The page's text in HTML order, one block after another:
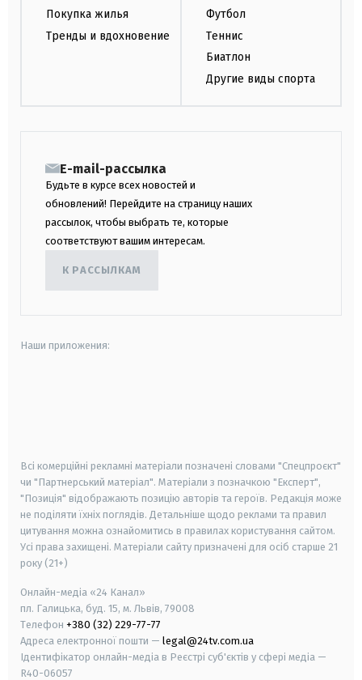
Покупка жилья
Тренды и вдохновение
Футбол
Теннис
Биатлон
Другие виды спорта
E-mail-рассылка
Будьте в курсе всех новостей и
обновлений! Перейдите на страницу наших
рассылок, чтобы выбрать те, которые
соответствуют вашим интересам.
К РАССЫЛКАМ
Наши приложения:
Всі комерційні рекламні матеріали позначені словами "Спецпроєкт"
чи "Партнерський матеріал". Матеріали з позначкою "Експерт",
"Позиція" відображають позицію авторів та героїв. Редакція може
не поділяти їхніх поглядів. Детальніше щодо реклами та правил
цитування можна ознайомитись в правилах користування сайтом.
Усі права захищені. Матеріали сайту призначені для осіб старше 21
року (21+)
Онлайн-медіа «24 Канал»
пл. Галицька, буд. 15, м. Львів, 79008
Телефон +380 (32) 229-77-77
Адреса електронної пошти — legal@24tv.com.ua
Ідентифікатор онлайн-медіа в Реєстрі суб'єктів у сфері медіа —
R40-06057